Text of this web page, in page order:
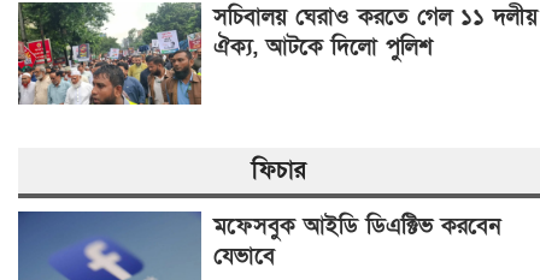
সচিবালয় ঘেরাও করতে গেল ১১ দলীয়
ঐক্য, আটকে দিলো পুলিশ
ফিচার
মফেসবুক আইডি ডিএক্টিভ করবেন
যেভাবে